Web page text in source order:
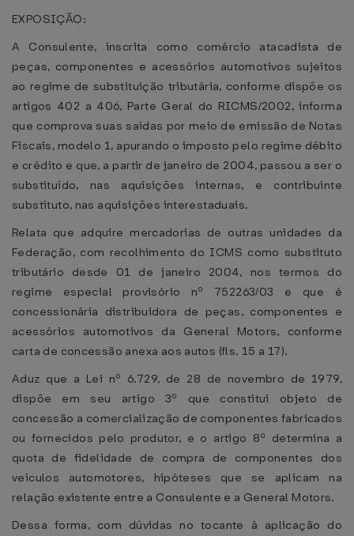
EXPOSIÇÃO:
A Consulente, inscrita como comércio atacadista de
peças, componentes e acessórios automotivos sujeitos
ao regime de substituição tributária, conforme dispõe os
artigos 402 a 406, Parte Geral do RICMS/2002, informa
que comprova suas saídas por meio de emissão de Notas
Fiscais, modelo 1, apurando o imposto pelo regime débito
e crédito e que, a partir de janeiro de 2004, passou a ser o
substituído, nas aquisições internas, e contribuinte
substituto, nas aquisições interestaduais.
Relata que adquire mercadorias de outras unidades da
Federação, com recolhimento do ICMS como substituto
tributário desde 01 de janeiro 2004, nos termos do
regime especial provisório nº 752263/03 e que é
concessionária distribuidora de peças, componentes e
acessórios automotivos da General Motors, conforme
carta de concessão anexa aos autos (fls. 15 a 17).
Aduz que a Lei nº 6.729, de 28 de novembro de 1979,
dispõe em seu artigo 3º que constitui objeto de
concessão a comercialização de componentes fabricados
ou fornecidos pelo produtor, e o artigo 8º determina a
quota de fidelidade de compra de componentes dos
veículos automotores, hipóteses que se aplicam na
relação existente entre a Consulente e a General Motors.
Dessa forma, com dúvidas no tocante à aplicação do